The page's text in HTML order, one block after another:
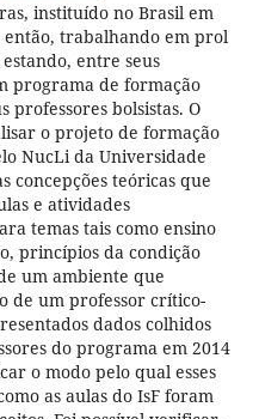
instituído no Brasil em
então, trabalhando em prol
entre seus
programa de formação
professores bolsistas. O
o projeto de formação
NucLi da Universidade
concepções teóricas que
e atividades
temas tais como ensino
princípios da condição
um ambiente que
de um professor crítico-
dados colhidos
do programa em 2014
o modo pelo qual esses
as aulas do IsF foram